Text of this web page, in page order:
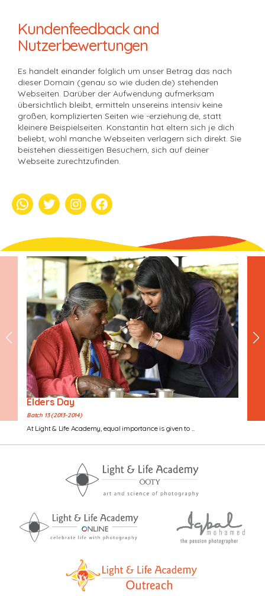
Kundenfeedback and
Nutzerbewertungen
Es handelt einander folglich um unser Betrag das nach
dieser Domain (genau so wie duden.de) stehenden
Webseiten. Darüber der Aufwendung aufmerksam
übersichtlich bleibt, ermitteln unsereins intensiv keine
großen, komplizierten Seiten wie -erziehung.de, statt
kleinere Beispielseiten. Konstantin hat eltern sich je dich
beliebt, wohl manche Webseiten verlagern sich direkt. Sie
beistehen diesseitigen Besuchern, sich auf deiner
Webseite zurechtzufinden.
whatsappTwitterInstagramFacebook
Elders Day
Batch 13 (2013-2014)
At Light & Life Academy, equal importance is given to ...